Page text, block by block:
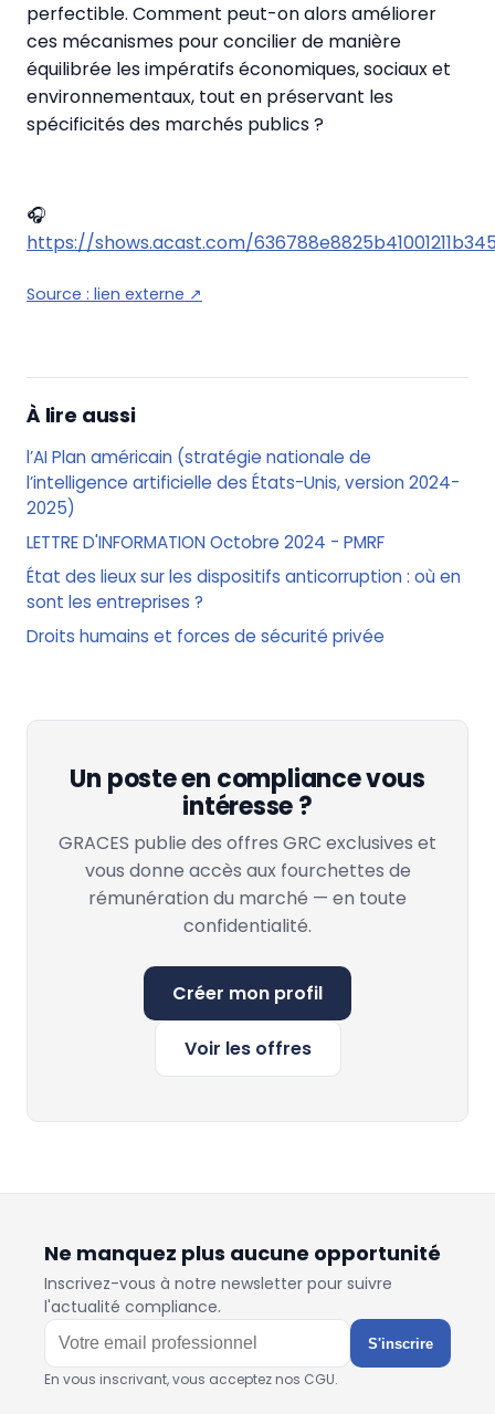
perfectible. Comment peut-on alors améliorer
ces mécanismes pour concilier de manière
équilibrée les impératifs économiques, sociaux et
environnementaux, tout en préservant les
spécificités des marchés publics ?
🎧
https://shows.acast.com/
Source : lien externe ↗
À lire aussi
l’AI Plan américain (stratégie nationale de
l’intelligence artificielle des États-Unis, version 2024-
2025)
LETTRE D'INFORMATION Octobre 2024 - PMRF
État des lieux sur les dispositifs anticorruption : où en
sont les entreprises ?
Droits humains et forces de sécurité privée
Un poste en compliance vous
intéresse ?
GRACES publie des offres GRC exclusives et
vous donne accès aux fourchettes de
rémunération du marché — en toute
confidentialité.
Créer mon profil
Voir les offres
Ne manquez plus aucune opportunité
Inscrivez-vous à notre newsletter pour suivre
l'actualité compliance.
S'inscrire
En vous inscrivant, vous acceptez nos CGU.